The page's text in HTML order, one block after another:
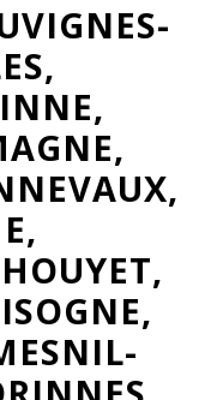
HOUYET